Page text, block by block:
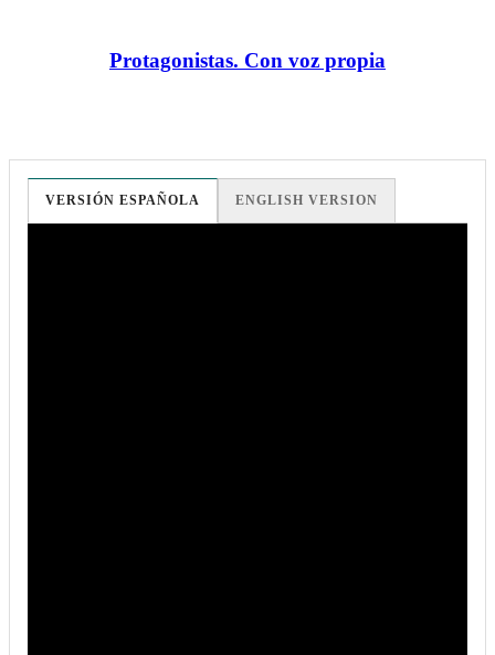
Protagonistas. Con voz propia
VERSIÓN ESPAÑOLA ENGLISH VERSION